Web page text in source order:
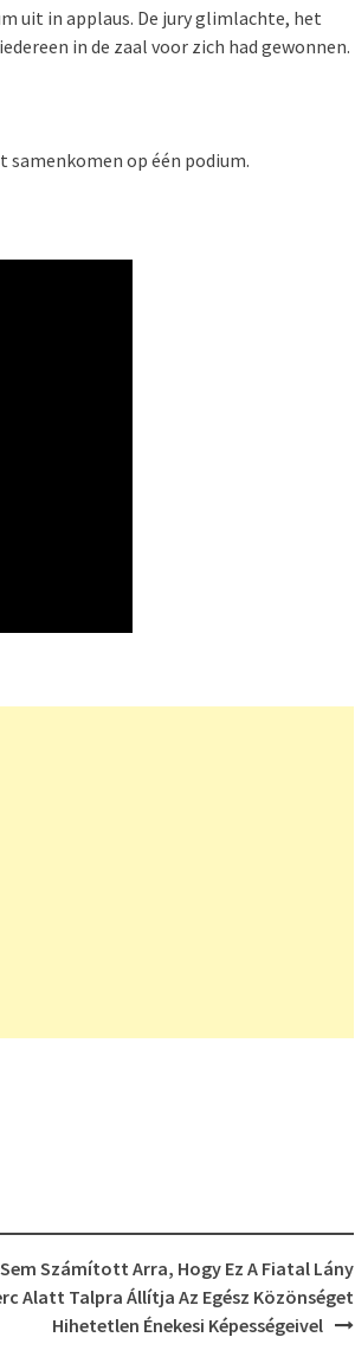
uit in applaus. De jury glimlachte, het
in de zaal voor zich had gewonnen.
op één podium.
Számított Arra, Hogy Ez A Fiatal Lány
Alatt Talpra Állítja Az Egész Közönséget
Hihetetlen Énekesi Képességeivel